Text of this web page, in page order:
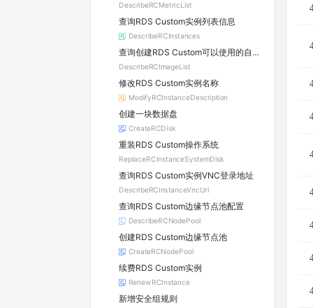
DescribeRCMetricList
查询RDS Custom实例列表信息
DescribeRCInstances
查询创建RDS Custom可以使用的自定义镜像列表
DescribeRCImageList
修改RDS Custom实例名称
ModifyRCInstanceDescription
创建一块数据盘
CreateRCDisk
重装RDS Custom操作系统
ReplaceRCInstanceSystemDisk
查询RDS Custom实例VNC登录地址
DescribeRCInstanceVncUrl
查询RDS Custom边缘节点池配置
DescribeRCNodePool
创建RDS Custom边缘节点池
CreateRCNodePool
续费RDS Custom实例
RenewRCInstance
新增安全组规则